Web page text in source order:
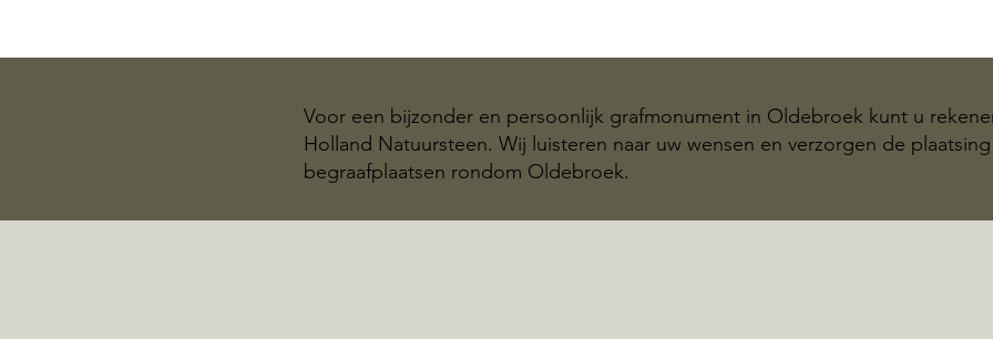
Voor een bijzonder en persoonlijk grafmonument in Oldebroek kunt u
Holland Natuursteen. Wij luisteren naar uw wensen en verzorgen de
begraafplaatsen rondom Oldebroek.